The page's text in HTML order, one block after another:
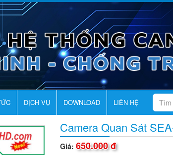
DỊCH VỤ DOWNLOAD LIÊN HỆ
Camera Quan Sát
Giá: 650.000 đ